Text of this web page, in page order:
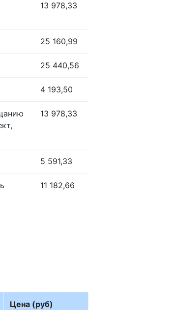
13 978,33
25 160,99
25 440,56
4 193,50
13 978,33
5 591,33
11 182,66
Цена (руб)